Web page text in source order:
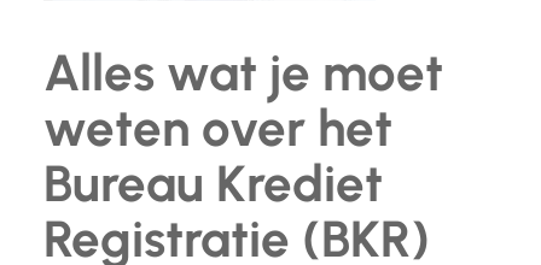
Alles wat je moet
weten over het
Bureau Krediet
Registratie (BKR)